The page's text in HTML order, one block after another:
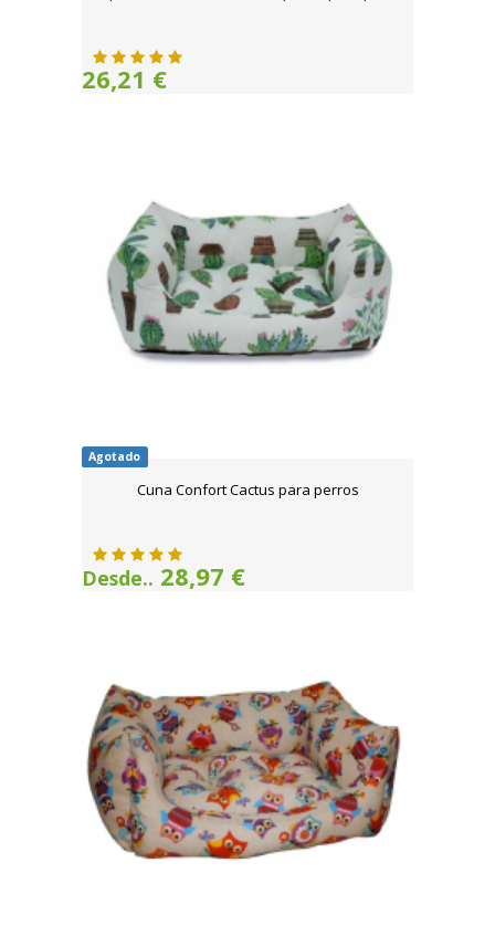
26,21 €
Agotado
Cuna Confort Cactus para perros
Desde.. 28,97 €